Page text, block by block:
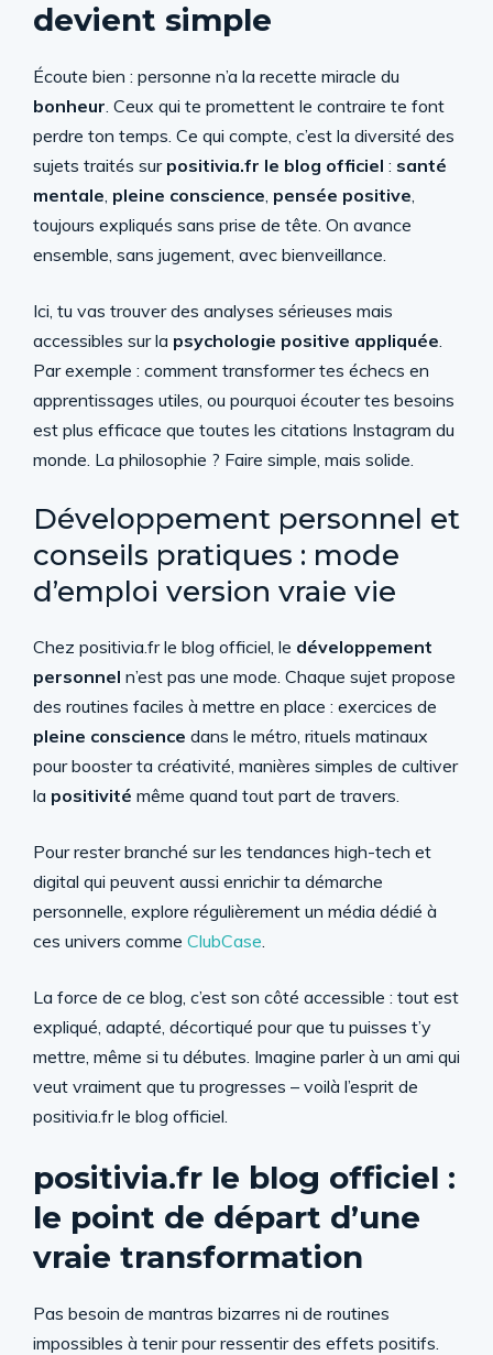
devient simple
Écoute bien : personne n’a la recette miracle du
bonheur. Ceux qui te promettent le contraire te font
perdre ton temps. Ce qui compte, c’est la diversité des
sujets traités sur positivia.fr le blog officiel : santé
mentale, pleine conscience, pensée positive,
toujours expliqués sans prise de tête. On avance
ensemble, sans jugement, avec bienveillance.
Ici, tu vas trouver des analyses sérieuses mais
accessibles sur la psychologie positive appliquée.
Par exemple : comment transformer tes échecs en
apprentissages utiles, ou pourquoi écouter tes besoins
est plus efficace que toutes les citations Instagram du
monde. La philosophie ? Faire simple, mais solide.
Développement personnel et
conseils pratiques : mode
d’emploi version vraie vie
Chez positivia.fr le blog officiel, le développement
personnel n’est pas une mode. Chaque sujet propose
des routines faciles à mettre en place : exercices de
pleine conscience dans le métro, rituels matinaux
pour booster ta créativité, manières simples de cultiver
la positivité même quand tout part de travers.
Pour rester branché sur les tendances high-tech et
digital qui peuvent aussi enrichir ta démarche
personnelle, explore régulièrement un média dédié à
ces univers comme ClubCase.
La force de ce blog, c’est son côté accessible : tout est
expliqué, adapté, décortiqué pour que tu puisses t’y
mettre, même si tu débutes. Imagine parler à un ami qui
veut vraiment que tu progresses – voilà l’esprit de
positivia.fr le blog officiel.
positivia.fr le blog officiel :
le point de départ d’une
vraie transformation
Pas besoin de mantras bizarres ni de routines
impossibles à tenir pour ressentir des effets positifs.